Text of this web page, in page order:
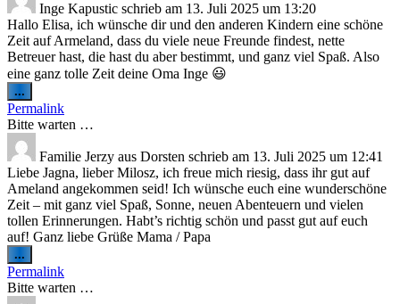
Inge Kapustic schrieb am 13. Juli 2025 um 13:20
Hallo Elisa, ich wünsche dir und den anderen Kindern eine schöne
Zeit auf Armeland, dass du viele neue Freunde findest, nette
Betreuer hast, die hast du aber bestimmt, und ganz viel Spaß. Also
eine ganz tolle Zeit deine Oma Inge 😃
...
Metabox
ein-/ausblenden.
Permalink
Bitte warten …
Familie Jerzy aus Dorsten schrieb am 13. Juli 2025 um 12:41
Liebe Jagna, lieber Milosz, ich freue mich riesig, dass ihr gut auf
Ameland angekommen seid! Ich wünsche euch eine wunderschöne
Zeit – mit ganz viel Spaß, Sonne, neuen Abenteuern und vielen
tollen Erinnerungen. Habt’s richtig schön und passt gut auf euch
auf! Ganz liebe Grüße Mama / Papa
...
Metabox
ein-/ausblenden.
Permalink
Bitte warten …